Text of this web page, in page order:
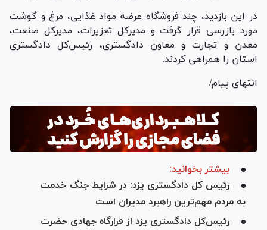
در این بازدید، چند فروشگاه عرضه مواد غذایی، مرغ و گوشت
مورد بازرسی قرار گرفت و مدیرکل تعزیرات، مدیرکل صنعت،
معدن و تجارت و معاون دادگستری، رئیس‌کل دادگستری
استان را همراهی کردند.
انتهای پیام/
بیشتر بخوانید:
رئیس کل دادگستری یزد: در شرایط جنگ خدمت
به مردم مهم‌ترین راهبرد مدیران است
رئیس‌کل دادگستری یزد از قرارگاه جهادی حضرت